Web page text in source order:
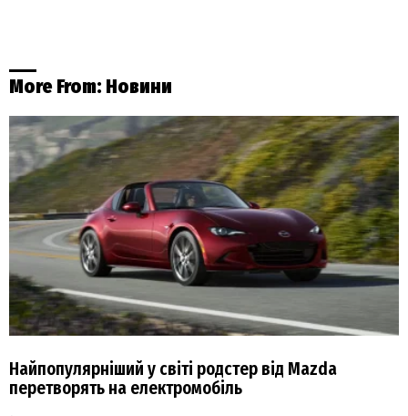
More From: Новини
Найпопулярніший у світі родстер від Mazda
перетворять на електромобіль